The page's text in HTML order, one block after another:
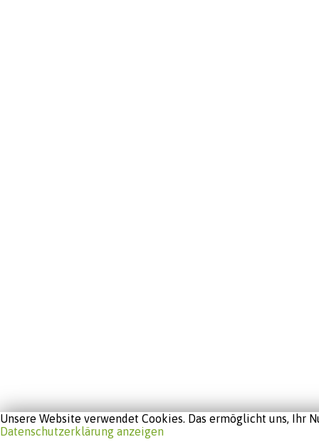
Unsere Website verwendet Cookies. Das ermöglicht uns,
Datenschutzerklärung anzeigen